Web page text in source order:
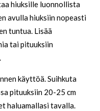
hiuksille luonnollista
avulla hiuksiin nopeasti
tuntua. Lisää
tai pituuksiin
käyttöä. Suihkuta
pituuksiin 20-25 cm
haluamallasi tavalla.